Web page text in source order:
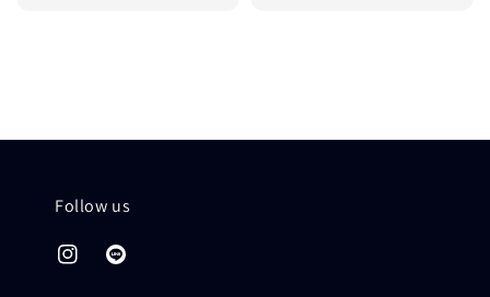
Follow us